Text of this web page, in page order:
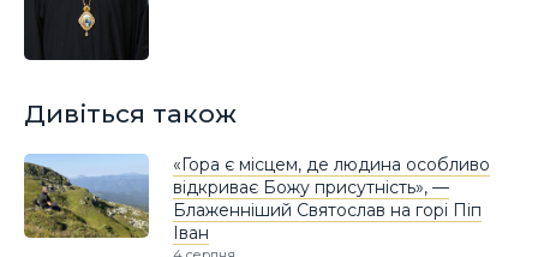
Дивіться також
«Гора є місцем, де людина особливо
відкриває Божу присутність», —
Блаженніший Святослав на горі Піп
Іван